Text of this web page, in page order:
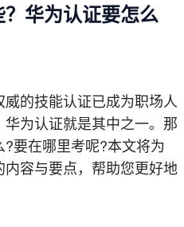
华为认证要怎么
的技能认证已成为职场人
为认证就是其中之一。那
要在哪里考呢?本文将为
容与要点，帮助您更好地